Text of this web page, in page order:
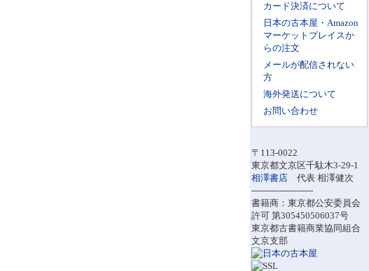
カード決済について
日本の古本屋・Amazon
マーケットプレイスか
らの注文
メールが配信されない
方
海外発送について
お問い合わせ
〒113-0022
東京都文京区千駄木3-29-1
相澤書店 代表 相澤健次
----------------------
書籍商：東京都公安委員会
許可 第305450506037号
東京都古書籍商業協同組合
文京支部